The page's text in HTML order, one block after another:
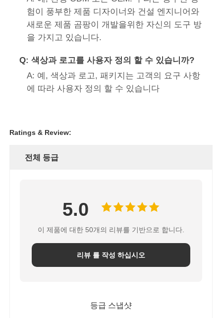
험이 풍부한 제품 디자이너와 건설 엔지니어와
새로운 제품 곰팡이 개발을위한 자신의 도구 방
을 가지고 있습니다.
Q: 색상과 로고를 사용자 정의 할 수 있습니까?
A: 예, 색상과 로고, 패키지는 고객의 요구 사항
에 따라 사용자 정의 할 수 있습니다
Ratings & Review:
전체 등급
5.0
이 제품에 대한 50개의 리뷰를 기반으로 합니다.
리뷰 를 작성 하십시오
등급 스냅샷